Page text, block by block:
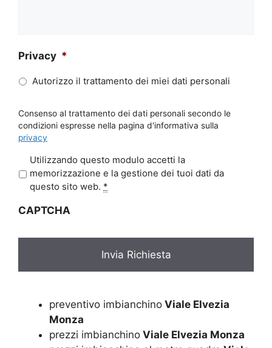
Privacy *
Autorizzo il trattamento dei miei dati personali
Consenso al trattamento dei dati personali secondo le
condizioni espresse nella pagina d'informativa sulla
privacy
r
a
y
Utilizzando questo modulo accetti la
memorizzazione e la gestione dei tuoi dati da
questo sito web. *
CAPTCHA
preventivo imbianchino Viale Elvezia
Monza
prezzi imbianchino Viale Elvezia Monza